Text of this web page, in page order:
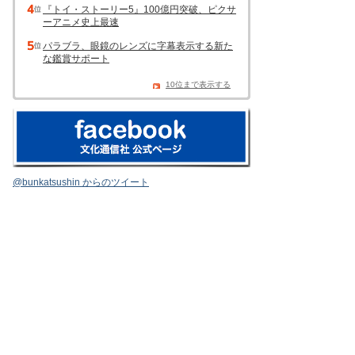
『トイ・ストーリー5』100億円突破、ピクサ
ーアニメ史上最速
パラブラ、眼鏡のレンズに字幕表示する新た
な鑑賞サポート
10位まで表示する
@bunkatsushin からのツイート